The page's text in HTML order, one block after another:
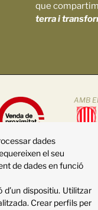
que
terra i
AMB
dades
el seu
de dades en funció
dispositiu. Utilitzar
. Crear perfils per